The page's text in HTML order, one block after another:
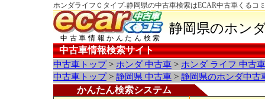
ホンダライフＣタイプ-静岡県の中古車検索はECAR中古車くるコ
中古車情報かんたん検索
静岡県のホン
中古車情報検索サイト
中古車トップ> ホンダ 中古車 > ホンダ ライフ 中古
中古車トップ> 静岡県 中古車 > 静岡県のホンダ中古
かんたん検索システム